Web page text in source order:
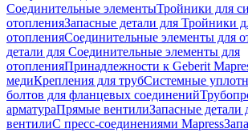
Соединительные элементыТройники для
отопленияЗапасные детали для Тройники
отопленияСоединительные элементы для
детали для Соединительные элементы для
отопленияПринадлежности к Geberit
медиКрепления для трубСистемные
болтов для фланцевых соединений
арматураПрямые вентилиЗапасные
вентилиС пресс-соединениями Mapress